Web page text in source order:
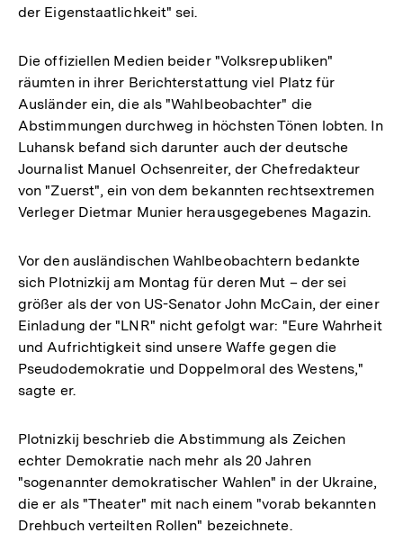
der Eigenstaatlichkeit" sei.
Die offiziellen Medien beider "Volksrepubliken"
räumten in ihrer Berichterstattung viel Platz für
Ausländer ein, die als "Wahlbeobachter" die
Abstimmungen durchweg in höchsten Tönen lobten. In
Luhansk befand sich darunter auch der deutsche
Journalist Manuel Ochsenreiter, der Chefredakteur
von "Zuerst", ein von dem bekannten rechtsextremen
Verleger Dietmar Munier herausgegebenes Magazin.
Vor den ausländischen Wahlbeobachtern bedankte
sich Plotnizkij am Montag für deren Mut – der sei
größer als der von US-Senator John McCain, der einer
Einladung der "LNR" nicht gefolgt war: "Eure Wahrheit
und Aufrichtigkeit sind unsere Waffe gegen die
Pseudodemokratie und Doppelmoral des Westens,"
sagte er.
Plotnizkij beschrieb die Abstimmung als Zeichen
echter Demokratie nach mehr als 20 Jahren
"sogenannter demokratischer Wahlen" in der Ukraine,
die er als "Theater" mit nach einem "vorab bekannten
Drehbuch verteilten Rollen" bezeichnete.